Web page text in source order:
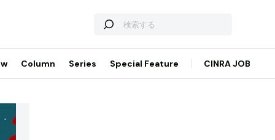
Column Series Special Feature CINRA JOB